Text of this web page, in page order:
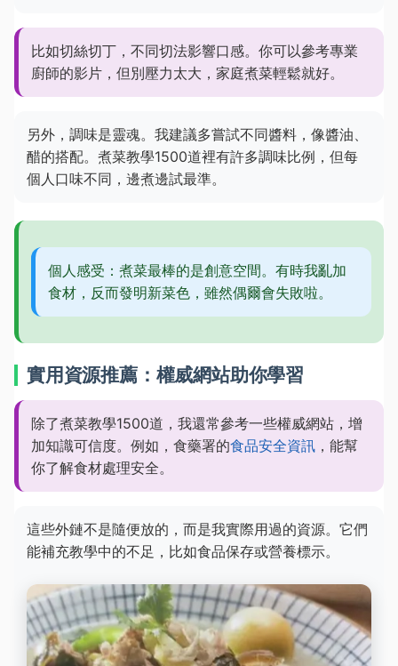
比如切絲切丁，不同切法影響口感。你可以參考專業
廚師的影片，但別壓力太大，家庭煮菜輕鬆就好。
另外，調味是靈魂。我建議多嘗試不同醬料，像醬油、
醋的搭配。煮菜教學1500道裡有許多調味比例，但每
個人口味不同，邊煮邊試最準。
個人感受：煮菜最棒的是創意空間。有時我亂加
食材，反而發明新菜色，雖然偶爾會失敗啦。
實用資源推薦：權威網站助你學習
除了煮菜教學1500道，我還常參考一些權威網站，增
加知識可信度。例如，食藥署的食品安全資訊 ，能幫
你了解食材處理安全。
這些外鏈不是隨便放的，而是我實際用過的資源。它們
能補充教學中的不足，比如食品保存或營養標示。